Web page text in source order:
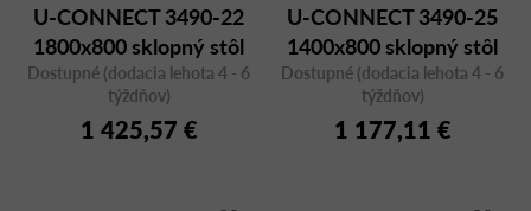
U-CONNECT 3490-22
1800x800 sklopný stôl
Dostupné (dodacia lehota 4 - 6
týždňov)
1 425,57 €
U-CONNECT 3490-25
1400x800 sklopný stôl
Dostupné (dodacia lehota 4 - 6
týždňov)
1 177,11 €